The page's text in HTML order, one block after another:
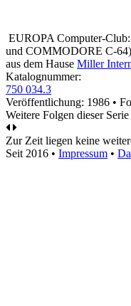
EUROPA Computer-
und COMMODORE C-64)
aus dem Hause Miller
Katalognummer:
750 034.3
Veröffentlichung: 1986 •
Weitere Folgen dieser
Zur Zeit liegen keine
Seit 2016 • Impressum •